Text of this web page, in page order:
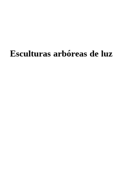
Esculturas arbóreas de luz